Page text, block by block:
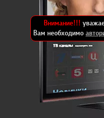
Внимание!!!
Вам необходимо